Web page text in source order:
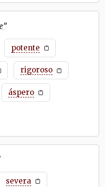
”
potente
rigoroso
áspero
severa